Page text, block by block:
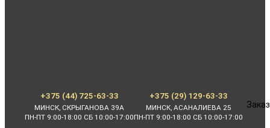
+375 (44) 725-63-33
МИНСК, СКРЫГАНОВА 39А
ПН-ПТ 9:00-18:00 СБ 10:00-17:00
+375 (29) 129-63-33
МИНСК, АСАНАЛИЕВА 25
ПН-ПТ 9:00-18:00 СБ 10:00-17:00